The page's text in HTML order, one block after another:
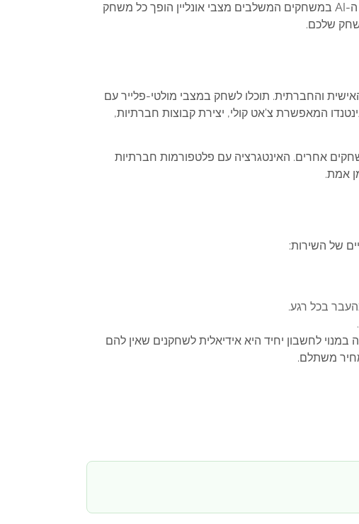
מאפשר לשחקנים ליהנות מהתאמות בזמן אמת, ולחוות אתגרים מגוונים מול יריבים אנושיים או ממוחשבים. ה-AI במשחקים המשלבים מצבי אונליין הופך כל משחק
שלכם.
האישית והחברתית. תוכלו לשחק במצבי מולטי-פלייר עם
המאפשרת צ'אט קולי, יצירת קבוצות חברתיות,
אחרים. האינטגרציה עם פלטפורמות חברתיות
אמת.
של השירות:
לחשבון יחיד היא אידיאלית לשחקנים שאין להם
משתלם.